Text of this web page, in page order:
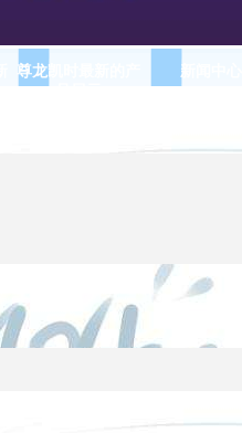
尊龙凯时最新的产
新闻中心
低压
电器